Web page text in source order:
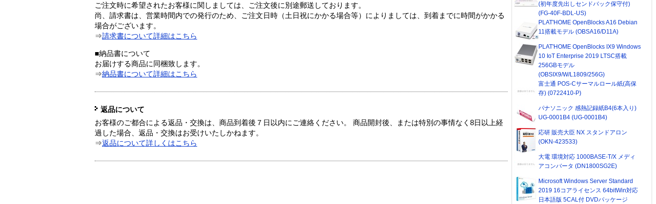
ご注文時に希望されたお客様に関しましては、ご注文後に別途郵送しております。
尚、請求書は、営業時間内での発行のため、ご注文日時（土日祝にかかる場合等）によりましては、到着までに時間がかかる
場合がございます。
⇒請求書について詳細はこちら
■納品書について
お届けする商品に同梱致します。
⇒納品書について詳細はこちら
返品について
お客様のご都合による返品・交換は、商品到着後７日以内にご連絡ください。 商品開封後、または特別の事情なく8日以上経
過した場合、返品・交換はお受けいたしかねます。
⇒返品について詳しくはこちら
(初年度先出しセンドバック保守付)
(FG-40F-BDL-US)
PLAT'HOME OpenBlocks A16 Debian
11搭載モデル (OBSA16/D11A)
PLAT'HOME OpenBlocks IX9 Windows
10 IoT Enterprise 2019 LTSC搭載
256GBモデル
(OBSIX9/W/L1809/256G)
富士通 POS-Cサーマルロール紙(高保
存) (0722410-P)
パナソニック 感熱記録紙B4(6本入り)
UG-0001B4 (UG-0001B4)
応研 販売大臣 NX スタンドアロン
(OKN-423533)
大電 環境対応 1000BASE-T/X メディ
アコンバータ (DN1800SG2E)
Microsoft Windows Server Standard
2019 16コアライセンス 64bitWin対応
日本語版 5CAL付 DVDパッケージ